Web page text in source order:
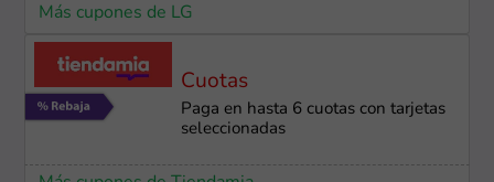
Más cupones de LG
Cuotas
Paga en hasta 6 cuotas con tarjetas
seleccionadas